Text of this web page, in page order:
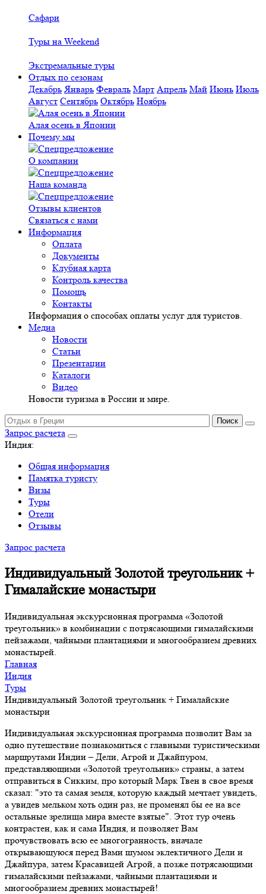
Сафари
Туры на Weekend
Экстремальные туры
Отдых по сезонам
Декабрь Январь Февраль Март Апрель Май Июнь Июль
Август Сентябрь Октябрь Ноябрь
Алая осень в Японии
Почему мы
О компании
Наша команда
Отзывы клиентов
Связаться с нами
Информация
Оплата
Документы
Клубная карта
Контроль качества
Помощь
Контакты
Информация о способах оплаты услуг для туристов.
Медиа
Новости
Статьи
Презентации
Каталоги
Видео
Новости туризма в России и мире.
Запрос расчета
Индия:
Общая информация
Памятка туристу
Визы
Туры
Отели
Отзывы
Запрос расчета
Индивидуальный Золотой треугольник +
Гималайские монастыри
Индивидуальная экскурсионная программа «Золотой
треугольник» в комбинации с потрясающими гималайскими
пейзажами, чайными плантациями и многообразием древних
монастырей.
Главная
Индия
Туры
Индивидуальный Золотой треугольник + Гималайские
монастыри
Индивидуальная экскурсионная программа позволит Вам за
одно путешествие познакомиться с главными туристическими
маршрутами Индии – Дели, Агрой и Джайпуром,
представляющими «Золотой треугольник» страны, а затем
отправиться в Сикким, про который Марк Твен в свое время
сказал: "это та самая земля, которую каждый мечтает увидеть,
а увидев мельком хоть один раз, не променял бы ее на все
остальные зрелища мира вместе взятые". Этот тур очень
контрастен, как и сама Индия, и позволяет Вам
прочувствовать всю ее многогранность, вначале
открывающуюся перед Вами шумом эклектичного Дели и
Джайпура, затем Красавицей Агрой, а позже потрясающими
гималайскими пейзажами, чайными плантациями и
многообразием древних монастырей!